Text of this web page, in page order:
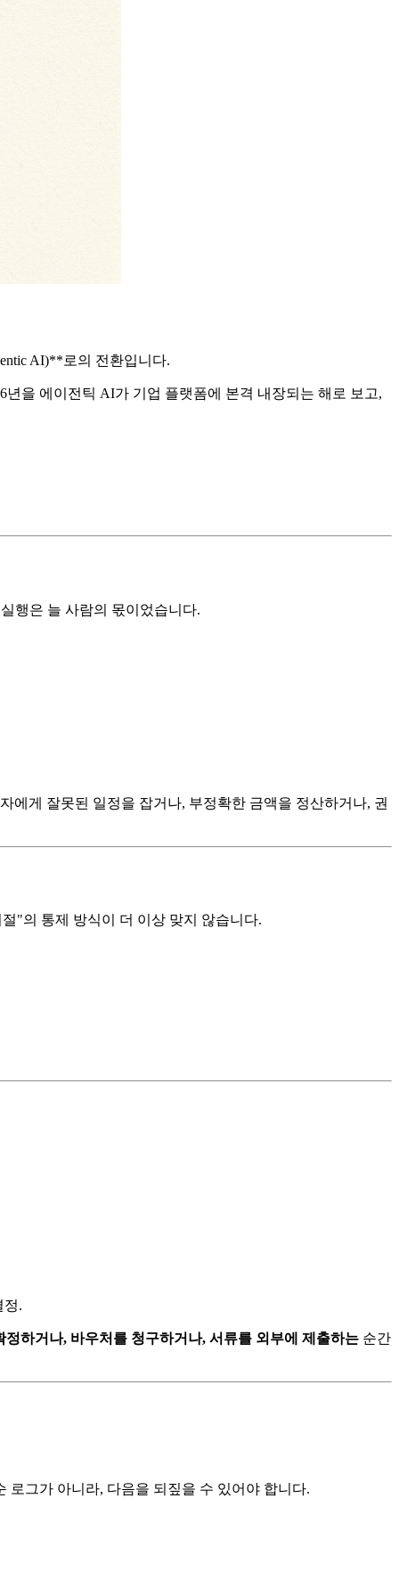
AI)**로의 전환입니다.
을 에이전틱 AI가 기업 플랫폼에 본격 내장되는 해로 보고,
행은 늘 사람의 몫이었습니다.
에게 잘못된 일정을 잡거나, 부정확한 금액을 정산하거나, 권
"의 통제 방식이 더 이상 맞지 않습니다.
정.
정하거나, 바우처를 청구하거나, 서류를 외부에 제출하는 순간
로그가 아니라, 다음을 되짚을 수 있어야 합니다.